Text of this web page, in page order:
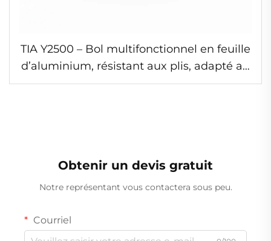
TIA Y2500 – Bol multifonctionnel en feuille
d’aluminium, résistant aux plis, adapté au
micro-ondes, sans pliures, idéal pour les
Obtenir un devis gratuit
Notre représentant vous contactera sous peu.
Courriel